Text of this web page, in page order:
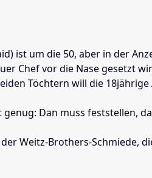
ist um die 50, aber in der
Chef vor die Nase gesetzt
Töchtern will die
Dan muss feststellen,
Weitz-Brothers-